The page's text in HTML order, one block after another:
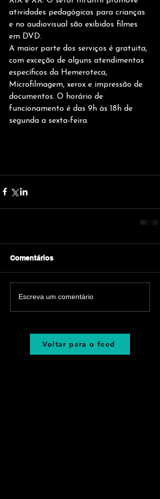
atividades pedagógicas para crianças
e no audiovisual são exibidos filmes
em DVD.
A maior parte dos serviços é gratuita,
com exceção de alguns atendimentos
específicos da Hemeroteca,
Microfilmagem, xerox e impressão de
documentos. O horário de
funcionamento é das 9h às 18h de
segunda a sexta-feira.
Comentários
Escreva um comentário
Voltar para o feed